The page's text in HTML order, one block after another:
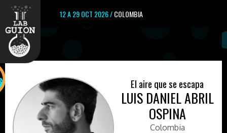
12 A 29 OCT 2026 /COLOMBIA
El aire que se escapa
LUIS DANIEL ABRIL
OSPINA
Colombia